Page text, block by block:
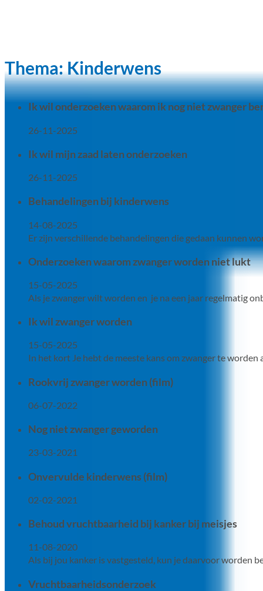
Thema: Kinderwens
Ik wil onderzoeken waarom ik nog niet zwanger
26-11-2025
Ik wil mijn zaad laten onderzoeken
26-11-2025
Behandelingen bij kinderwens
14-08-2025
Er zijn verschillende behandelingen die gedaan kunnen
Onderzoeken waarom zwanger worden niet lukt
15-05-2025
Als je zwanger wilt worden en je na een jaar regelmatig
Ik wil zwanger worden
15-05-2025
In het kort Je hebt de meeste kans om zwanger te
Rookvrij zwanger worden (film)
06-07-2022
Nog niet zwanger geworden
23-03-2021
Onvervulde kinderwens (film)
02-02-2021
Behoud vruchtbaarheid bij kanker bij meisjes
11-08-2020
Als bij jou kanker is vastgesteld, kun je daarvoor worden
Vruchtbaarheidsonderzoek